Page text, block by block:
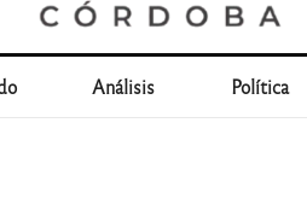
Análisis Política